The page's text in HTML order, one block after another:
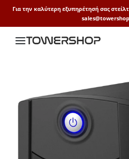
Για την καλύτερη εξυπηρέτησή σας